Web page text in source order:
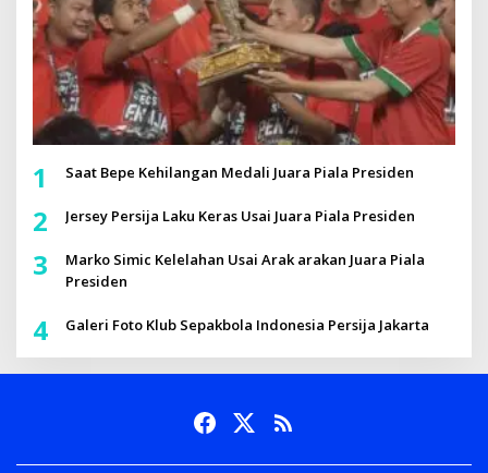
1 Saat Bepe Kehilangan Medali Juara Piala Presiden
2 Jersey Persija Laku Keras Usai Juara Piala Presiden
3
Marko Simic Kelelahan Usai Arak arakan Juara Piala
Presiden
4 Galeri Foto Klub Sepakbola Indonesia Persija Jakarta